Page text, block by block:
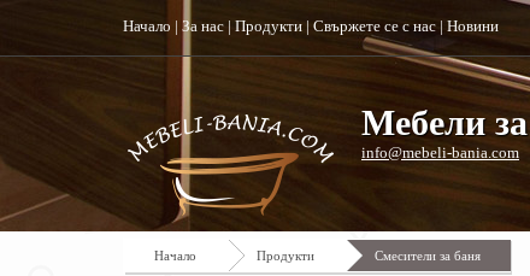
Начало | За нас | Продукти | Свържете се с нас | Новини
Мебели
info@mebeli-bania.com
Начало Продукти Смесители за баня